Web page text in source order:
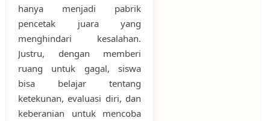
hanya menjadi pabrik
pencetak juara yang
menghindari kesalahan.
Justru, dengan memberi
ruang untuk gagal, siswa
bisa belajar tentang
ketekunan, evaluasi diri, dan
keberanian untuk mencoba